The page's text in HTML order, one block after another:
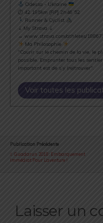
Odessa - Ukraine
⏱ 42.195km [RP] 2h46’52
Runner & Cyclist
⇣ My Strava ⇣
→ www.strava.com/athletes/
Ma Philosophie
"Courir sur le chemin de la vie, le
possible. Emprunter tous les
important est de s’y (re)trouver".
Voir toutes les
Publication Précédente
Guadarun 2018 : Embarquement
Immédiat Pour L’aventure !
Laisser un